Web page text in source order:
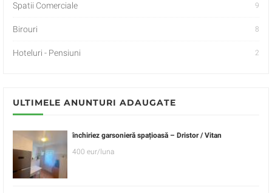
Spatii Comerciale 9
Birouri 8
Hoteluri - Pensiuni 2
ULTIMELE ANUNTURI ADAUGATE
închiriez garsonieră spațioasă – Dristor / Vitan
400 eur/luna